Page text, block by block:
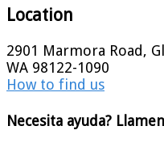
Location
2901 Marmora Road,
WA 98122-1090
How to find us
Necesita ayuda?